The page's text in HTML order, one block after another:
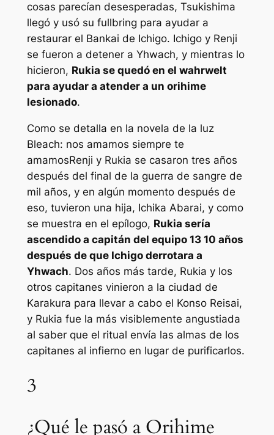
cosas parecían desesperadas, Tsukishima
llegó y usó su fullbring para ayudar a
restaurar el Bankai de Ichigo. Ichigo y Renji
se fueron a detener a Yhwach, y mientras lo
hicieron, Rukia se quedó en el wahrwelt
para ayudar a atender a un orihime
lesionado.
Como se detalla en la novela de la luz
Bleach: nos amamos siempre te
amamosRenji y Rukia se casaron tres años
después del final de la guerra de sangre de
mil años, y en algún momento después de
eso, tuvieron una hija, Ichika Abarai, y como
se muestra en el epílogo, Rukia sería
ascendido a capitán del equipo 13 10 años
después de que Ichigo derrotara a
Yhwach. Dos años más tarde, Rukia y los
otros capitanes vinieron a la ciudad de
Karakura para llevar a cabo el Konso Reisai,
y Rukia fue la más visiblemente angustiada
al saber que el ritual envía las almas de los
capitanes al infierno en lugar de purificarlos.
3
¿Qué le pasó a Orihime